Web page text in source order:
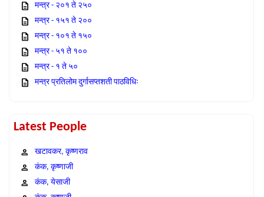
मन्त्र - २०१ ते २५०
मन्त्र - १५१ ते २००
मन्त्र - १०१ ते १५०
मन्त्र - ५१ ते १००
मन्त्र - १ ते ५०
मन्त्र प्रतिलोम दुर्गासप्तशती पाठविधिः
Latest People
खटावकर, कृष्णराव
कंक, कृष्णाजी
कंक, येसाजी